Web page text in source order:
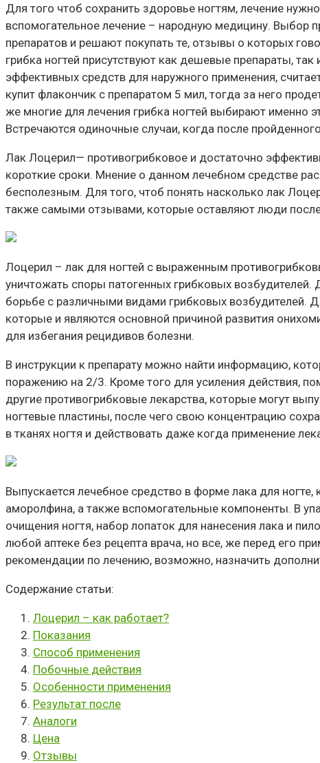
Для того чтоб сохранить здоровье ногтям, лечение
вспомогательное лечение – народную медицину. Выбор
препаратов и решают покупать те, отзывы о которых
грибка ногтей присутствуют как дешевые препараты,
эффективных средств для наружного применения,
купит флакончик с препаратом 5 мил, тогда за него
же многие для лечения грибка ногтей выбирают именно
Встречаются одиночные случаи, когда после
Лак Лоцерил— противогрибковое и достаточно
короткие сроки. Мнение о данном лечебном средстве
бесполезным. Для того, чтоб понять насколько лак
также самыми отзывами, которые оставляют люди после
Лоцерил – лак для ногтей с выраженным
уничтожать споры патогенных грибковых
борьбе с различными видами грибковых
которые и являются основной причиной развития
для избегания рецидивов болезни.
В инструкции к препарату можно найти информацию,
поражению на 2/3. Кроме того для усиления действия,
другие противогрибковые лекарства, которые могут
ногтевые пластины, после чего свою концентрацию
в тканях ногтя и действовать даже когда применение
Выпускается лечебное средство в форме лака для
аморолфина, а также вспомогательные компоненты. В
очищения ногтя, набор лопаток для нанесения лака и
любой аптеке без рецепта врача, но все, же перед его
рекомендации по лечению, возможно, назначить
Содержание статьи:
Лоцерил – как работает?
Показания
Способ применения
Побочные действия
Особенности применения
Результат после
Аналоги
Цена
Отзывы